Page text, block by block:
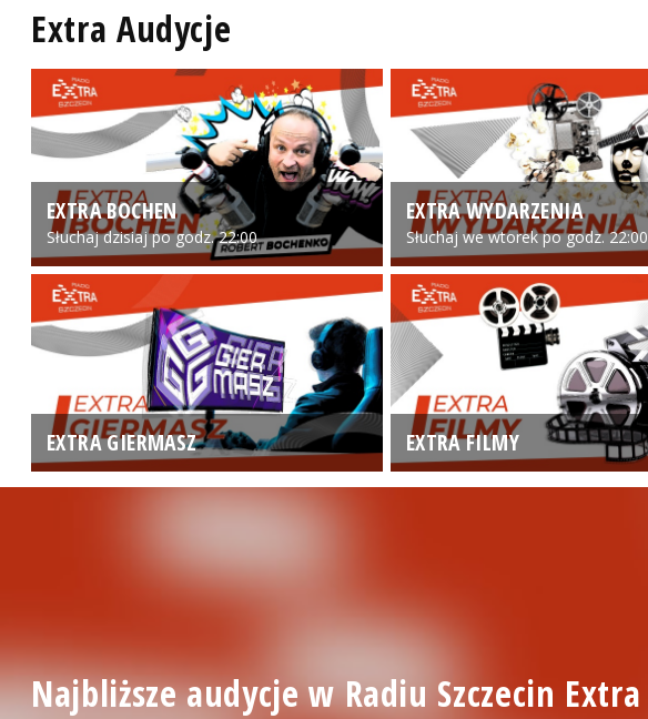
Extra Audycje
EXTRA BOCHEN
Słuchaj dzisiaj po godz. 22:00
EXTRA WYDARZENIA
Słuchaj we wtorek po godz. 22:00
EXTRA GIERMASZ EXTRA FILMY
Najbliższe audycje w Radiu Szczecin Extra